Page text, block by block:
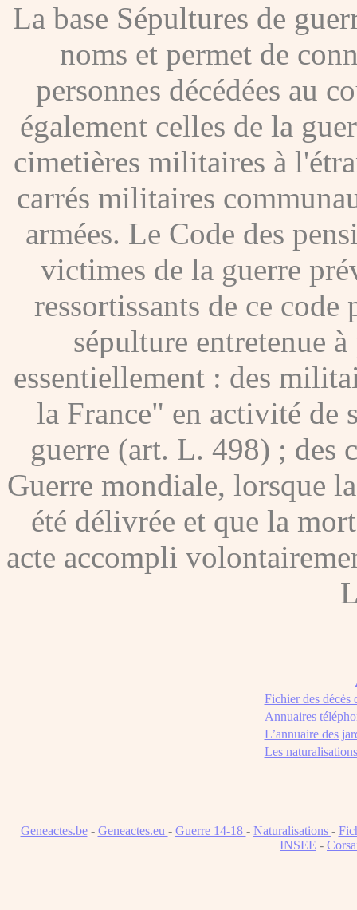
La base Sépultures de
noms et permet de
personnes décédées au
également celles de la
cimetières militaires à
carrés militaires
armées. Le Code des
victimes de la guerre
ressortissants de ce code
sépulture entretenue
essentiellement : des
la France" en activité de
guerre (art. L. 498) ; des
Guerre mondiale, lorsque
été délivrée et que la
acte accompli
Fichier des décès
Annuaires
L’annuaire des
Les
Geneactes.be- Geneactes.eu - Guerre 14-18 - Naturalisations -
INSEE -